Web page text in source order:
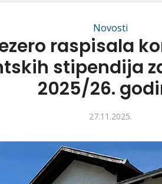
Novosti
raspisala
stipendija
2025/26.
27.11.2025.